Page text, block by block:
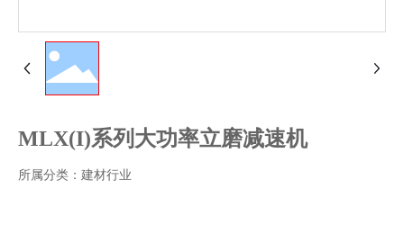
MLX(I)系列大功率立磨减速机
所属分类： 建材行业